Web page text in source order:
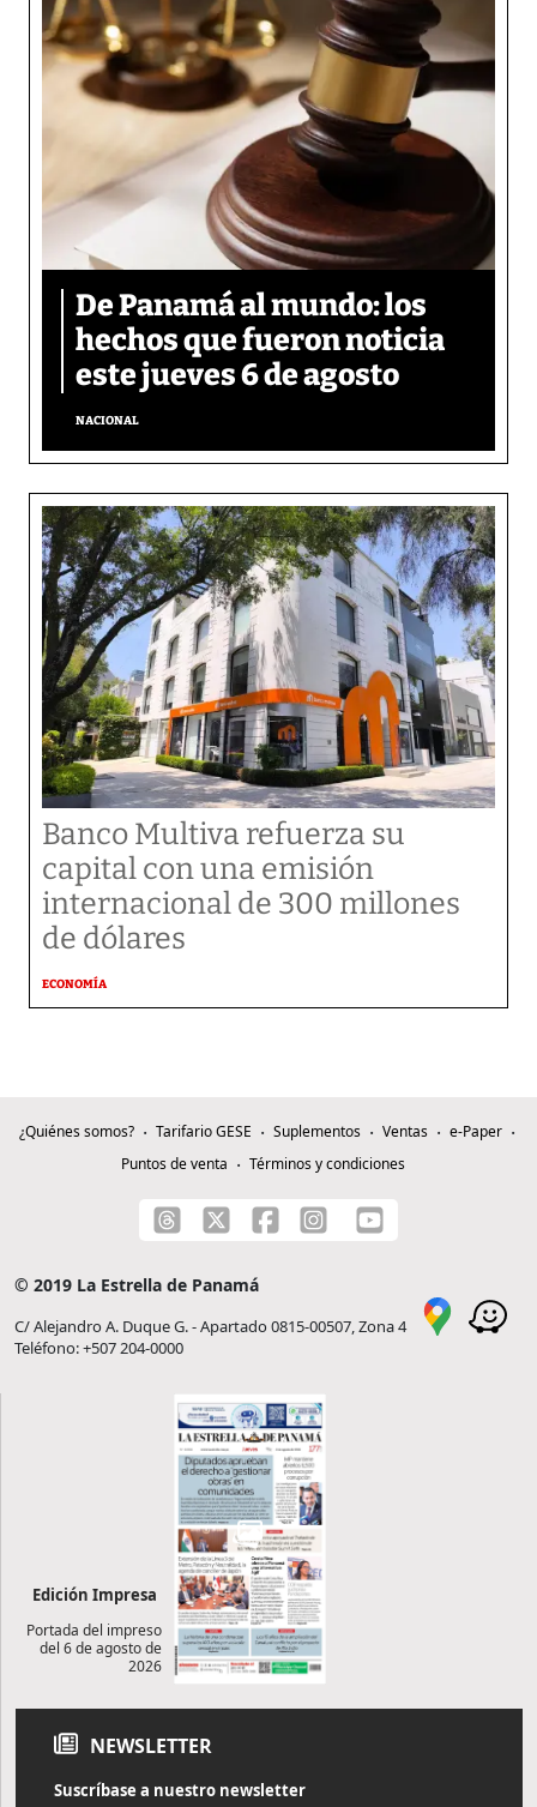
De Panamá al mundo: los
hechos que fueron noticia
este jueves 6 de agosto
NACIONAL
Banco Multiva refuerza su
capital con una emisión
internacional de 300 millones
de dólares
ECONOMÍA
¿Quiénes somos? Tarifario GESE Suplementos Ventas
e-Paper
Puntos de venta
Términos y condiciones
© 2019 La Estrella de Panamá
C/ Alejandro A. Duque G. - Apartado 0815-00507, Zona 4
Teléfono: +507 204-0000
Edición Impresa
Portada del impreso
del 6 de agosto de
2026
NEWSLETTER
Suscríbase a nuestro newsletter